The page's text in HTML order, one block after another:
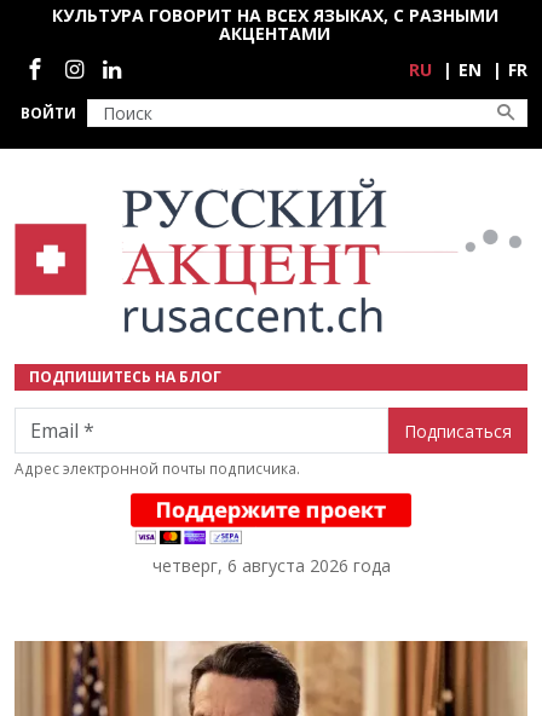
Перейти к основному содержанию
ВОЙТИ
КУЛЬТУРА ГОВОРИТ НА ВСЕХ ЯЗЫКАХ, С РАЗНЫМИ
АКЦЕНТАМИ
Социальные сети
RU EN FR
ПОДПИШИТЕСЬ НА БЛОГ
Email
Адрес электронной почты подписчика.
четверг, 6 августа 2026 года